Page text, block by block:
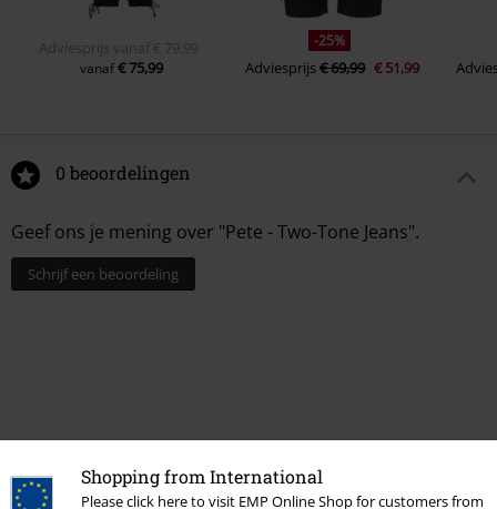
Shopping from International
Please click here to visit EMP Online Shop for customers from
Adviesprijs vanaf € 79,99
vanaf€ 75,99
-25%
Adviesprijs€ 69,99 € 51,99
0 beoordelingen
Geef ons je mening over "Pete - Two-Tone Jeans".
Schrijf een beoordeling